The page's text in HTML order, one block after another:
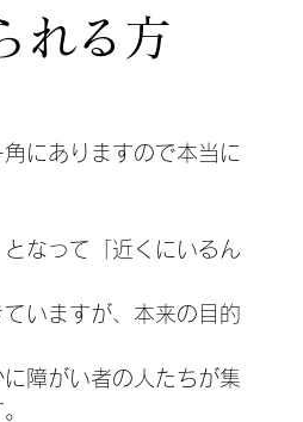
れる方
にありますので本当に
なって「近くにいるん
いますが、本来の目的
障がい者の人たちが集